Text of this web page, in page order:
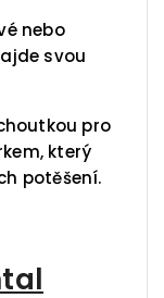
nebo
svou
pro
který
potěšení.